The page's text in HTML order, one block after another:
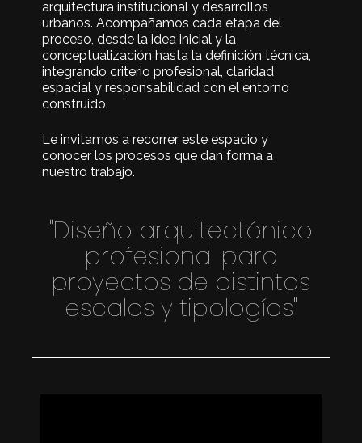
arquitectura institucional y desarrollos
urbanos. Acompañamos cada etapa del
proceso, desde la idea inicial y la
conceptualización hasta la definición técnica,
integrando criterio profesional, claridad
espacial y responsabilidad con el entorno
construido.
Le invitamos a recorrer este espacio y
conocer los procesos que dan forma a
nuestro trabajo.
"Diseño arquitectónico
profesional para
proyectos de distintas
escalas y tipologías"